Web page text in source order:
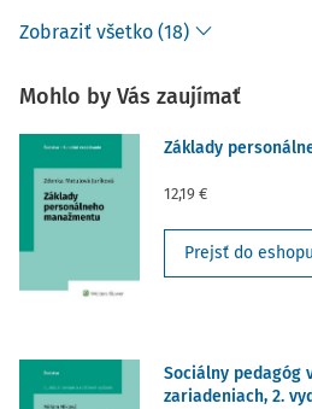
Zobraziť všetko (18)
Mohlo by Vás zaujímať
Základy
12,19 €
Prejsť do eshopu
Sociálny pedagóg
zariadeniach, 2.